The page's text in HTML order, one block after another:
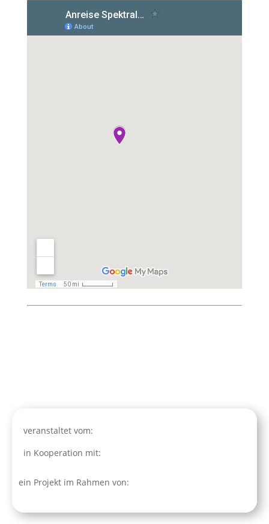
veranstaltet vom:
in Kooperation mit:
ein Projekt im Rahmen von: